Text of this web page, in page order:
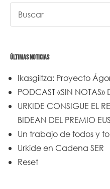
ÚLTIMAS NOTICIAS
Ikasgiltza: Proyecto
PODCAST «SIN
URKIDE CONSIGUE EL
BIDEAN DEL PREMIO
Un trabajo de todos y
Urkide en Cadena SER
Reset